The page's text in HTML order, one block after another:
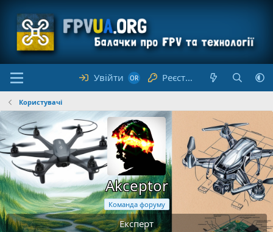
Увійти Реєстрація
Користувачі
Akceptor
Команда форуму
Експерт